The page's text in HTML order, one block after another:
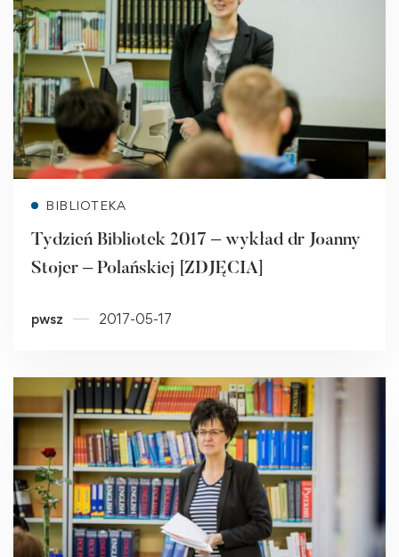
BIBLIOTEKA
Tydzień Bibliotek 2017 – wykład dr Joanny
Stojer – Polańskiej [ZDJĘCIA]
pwsz 2017-05-17